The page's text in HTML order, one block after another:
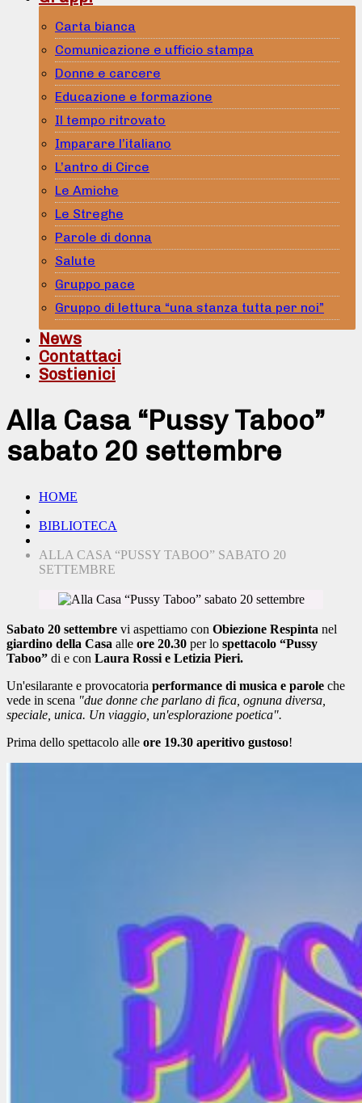
Carta bianca
Comunicazione e ufficio stampa
Donne e carcere
Educazione e formazione
Il tempo ritrovato
Imparare l’italiano
L’antro di Circe
Le Amiche
Le Streghe
Parole di donna
Salute
Gruppo pace
Gruppo di lettura “una stanza tutta per noi”
News
Contattaci
Sostienici
Alla Casa “Pussy Taboo”
sabato 20 settembre
HOME
BIBLIOTECA
ALLA CASA “PUSSY TABOO” SABATO 20
SETTEMBRE
Sabato 20 settembre vi aspettiamo con Obiezione Respinta nel
giardino della Casa alle ore 20.30 per lo spettacolo “Pussy
Taboo” di e con Laura Rossi e Letizia Pieri.
Un'esilarante e provocatoria performance di musica e parole che
vede in scena "due donne che parlano di fica, ognuna diversa,
speciale, unica. Un viaggio, un'esplorazione poetica".
Prima dello spettacolo alle ore 19.30 aperitivo gustoso!